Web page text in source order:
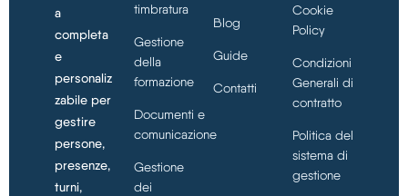
a
completa
e
personaliz
zabile per
gestire
persone,
presenze,
turni,
timbratura
Gestione
della
formazione
Documenti e
comunicazione
Gestione
dei
Blog
Guide
Contatti
Cookie
Policy
Condizioni
Generali di
contratto
Politica del
sistema di
gestione